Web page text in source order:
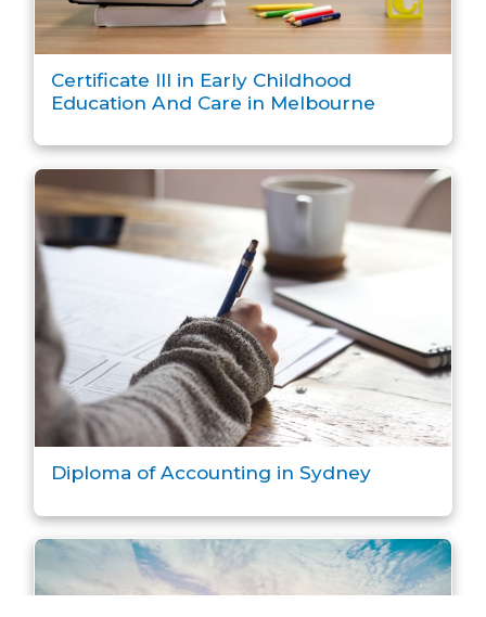
Certificate III in Early Childhood
Education And Care in Melbourne
Diploma of Accounting in Sydney